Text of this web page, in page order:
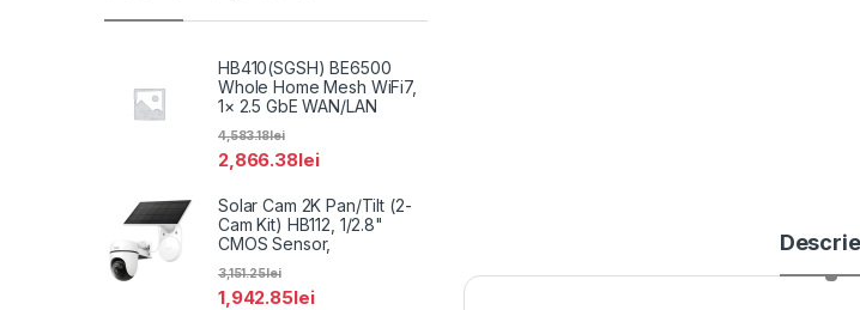
HB410(SGSH) BE6500
Whole Home Mesh WiFi7,
1× 2.5 GbE WAN/LAN
2,866.38lei
4,583.18lei
Solar Cam 2K Pan/Tilt (2-
Cam Kit) HB112, 1/2.8"
CMOS Sensor,
1,942.85lei
3,151.25lei